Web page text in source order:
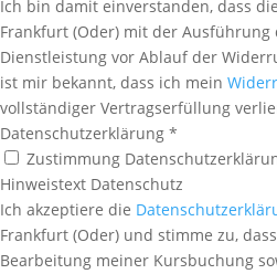
Ich bin damit einverstanden, dass
Frankfurt (Oder) mit der
Dienstleistung vor Ablauf der
ist mir bekannt, dass ich mein
vollständiger Vertragserfüllung
Datenschutzerklärung *
Zustimmung
Hinweistext Datenschutz
Ich akzeptiere die
Frankfurt (Oder) und stimme zu,
Bearbeitung meiner Kursbuchung